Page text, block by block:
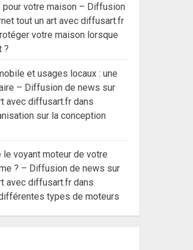
votre maison – Diffusion
tout un art avec diffusart.fr
votre maison lorsque
?
et usages locaux : une
– Diffusion de news sur
avec diffusart.fr dans
sur la conception
le voyant moteur de votre
? – Diffusion de news sur
avec diffusart.fr dans
types de moteurs